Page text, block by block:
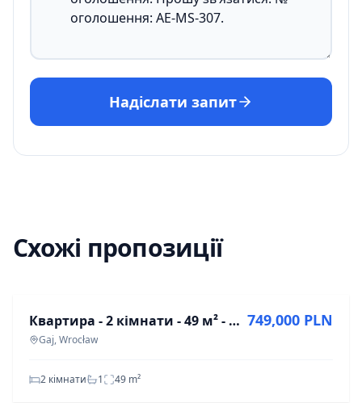
Надіслати запит
Схожі пропозиції
Квартира - 2 кімнати - 49 м² - вул. Клодзька Вроцлав Гай
Gaj, Wrocław
749,000 PLN
2 кімнати 1 49 m²